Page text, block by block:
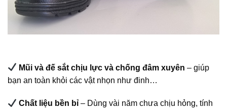
Mũi và đế sắt chịu lực và chống đâm xuyên – giúp
bạn an toàn khỏi các vật nhọn như đinh…
Chất liệu bền bỉ – Dùng vài năm chưa chịu hỏng, tính